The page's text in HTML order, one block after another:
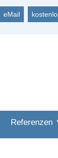
eMail
Referenzen